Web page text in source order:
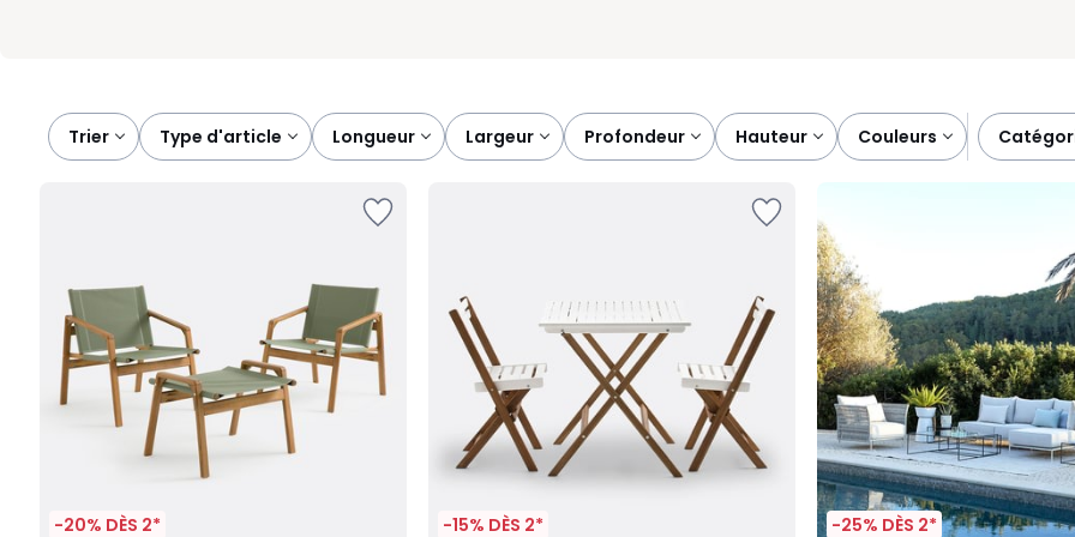
Trier
type d'article longueur largeur profondeur hauteur couleurs
-20% DÈS 2* -15% DÈS 2* -25% DÈS 2*